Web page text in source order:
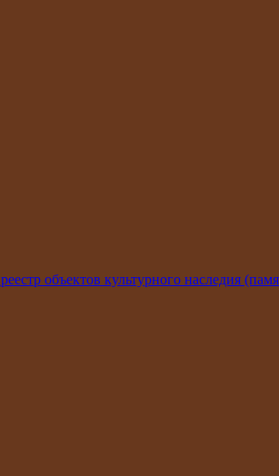
объектов культурного наследия